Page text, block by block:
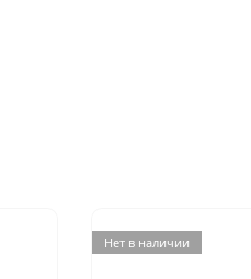
Нет в наличии